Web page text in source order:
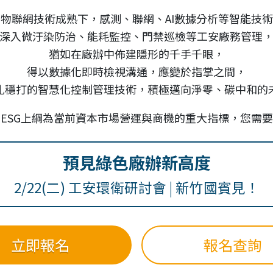
聯網技術成熟下，感測、聯網、AI數據分析等智能技術
深入微汙染防治、能耗監控、門禁巡檢等工安廠務管理，
猶如在廠辦中佈建隱形的千手千眼，
得以數據化即時檢視溝通，應變於指掌之間，
穩打的智慧化控制管理技術，積極邁向淨零、碳中和
上綱為當前資本市場營運與商機的重大指標，您需
預見綠色廠辦新高度
2/22(二) 工安環衛研討會 | 新竹國賓見！
立即報名 報名查詢